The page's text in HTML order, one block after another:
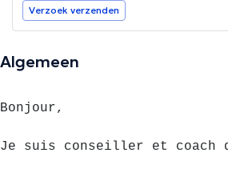
Verzoek verzenden
Algemeen
Bonjour,
Je suis conseiller et coach